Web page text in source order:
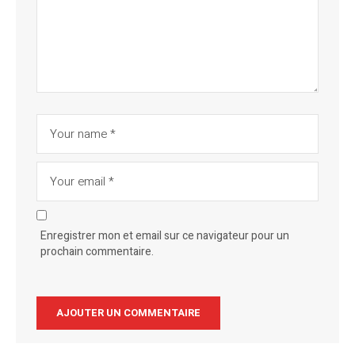
Enregistrer mon et email sur ce navigateur pour un
prochain commentaire.